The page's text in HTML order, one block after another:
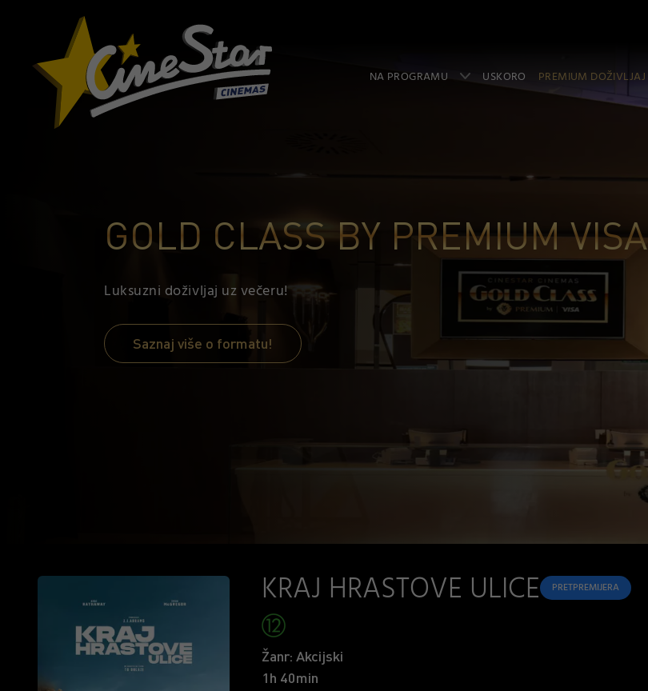
NA PROGRAMU USKORO PREMIUM DOŽIVLJAJ
GOLD CLASS BY PREMIUM VISA
Luksuzni doživljaj uz večeru!
Saznaj više o formatu!
KRAJ HRASTOVE ULICE PRETPREMIJERA
Žanr: Akcijski
1h 40min